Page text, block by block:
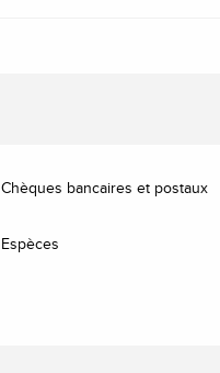
Chèques bancaires et postaux
Espèces